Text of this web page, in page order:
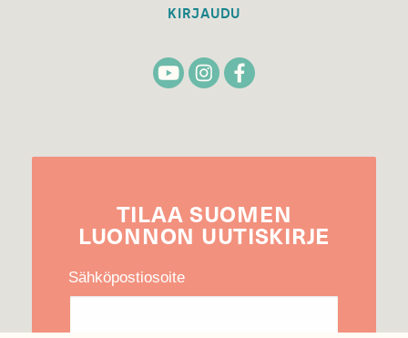
KIRJAUDU
TILAA SUOMEN
LUONNON UUTIS­KIRJE
Sähköpostiosoite